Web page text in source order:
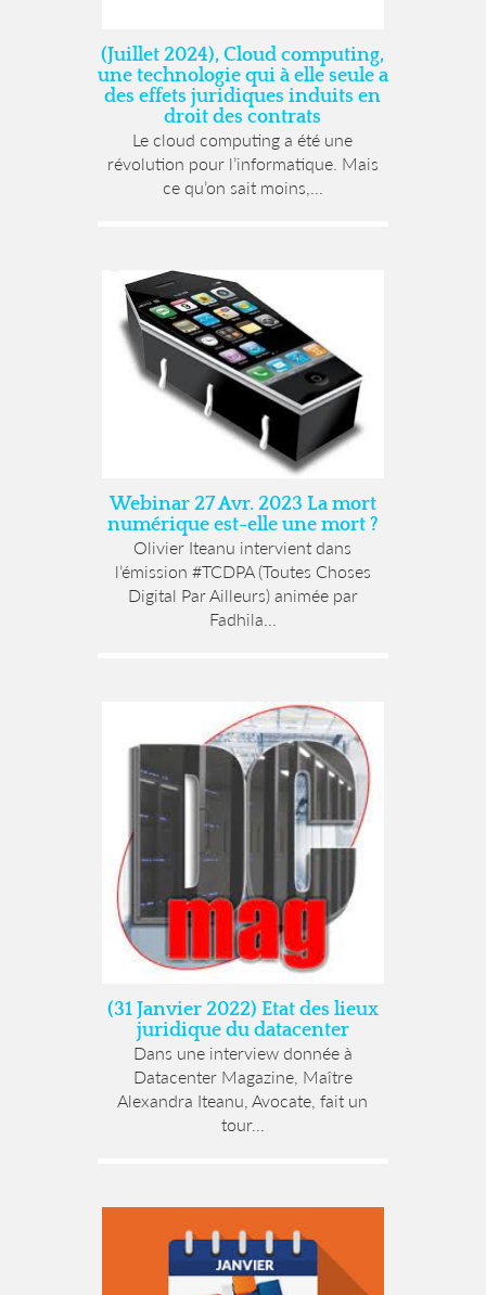
(Juillet 2024), Cloud computing,
une technologie qui à elle seule a
des effets juridiques induits en
droit des contrats
Le cloud computing a été une
révolution pour l’informatique. Mais
ce qu’on sait moins,...
Webinar 27 Avr. 2023 La mort
numérique est-elle une mort ?
Olivier Iteanu intervient dans
l’émission #TCDPA (Toutes Choses
Digital Par Ailleurs) animée par
Fadhila...
(31 Janvier 2022) Etat des lieux
juridique du datacenter
Dans une interview donnée à
Datacenter Magazine, Maître
Alexandra Iteanu, Avocate, fait un
tour...